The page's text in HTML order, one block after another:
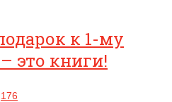
к 1-му
это книги!
176